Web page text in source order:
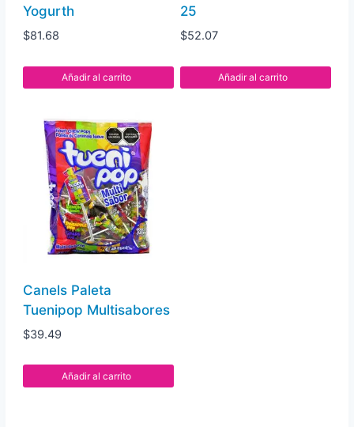
Yogurth
$81.68
Añadir al carrito
25
$52.07
Añadir al carrito
Canels Paleta
Tuenipop Multisabores
$39.49
Añadir al carrito